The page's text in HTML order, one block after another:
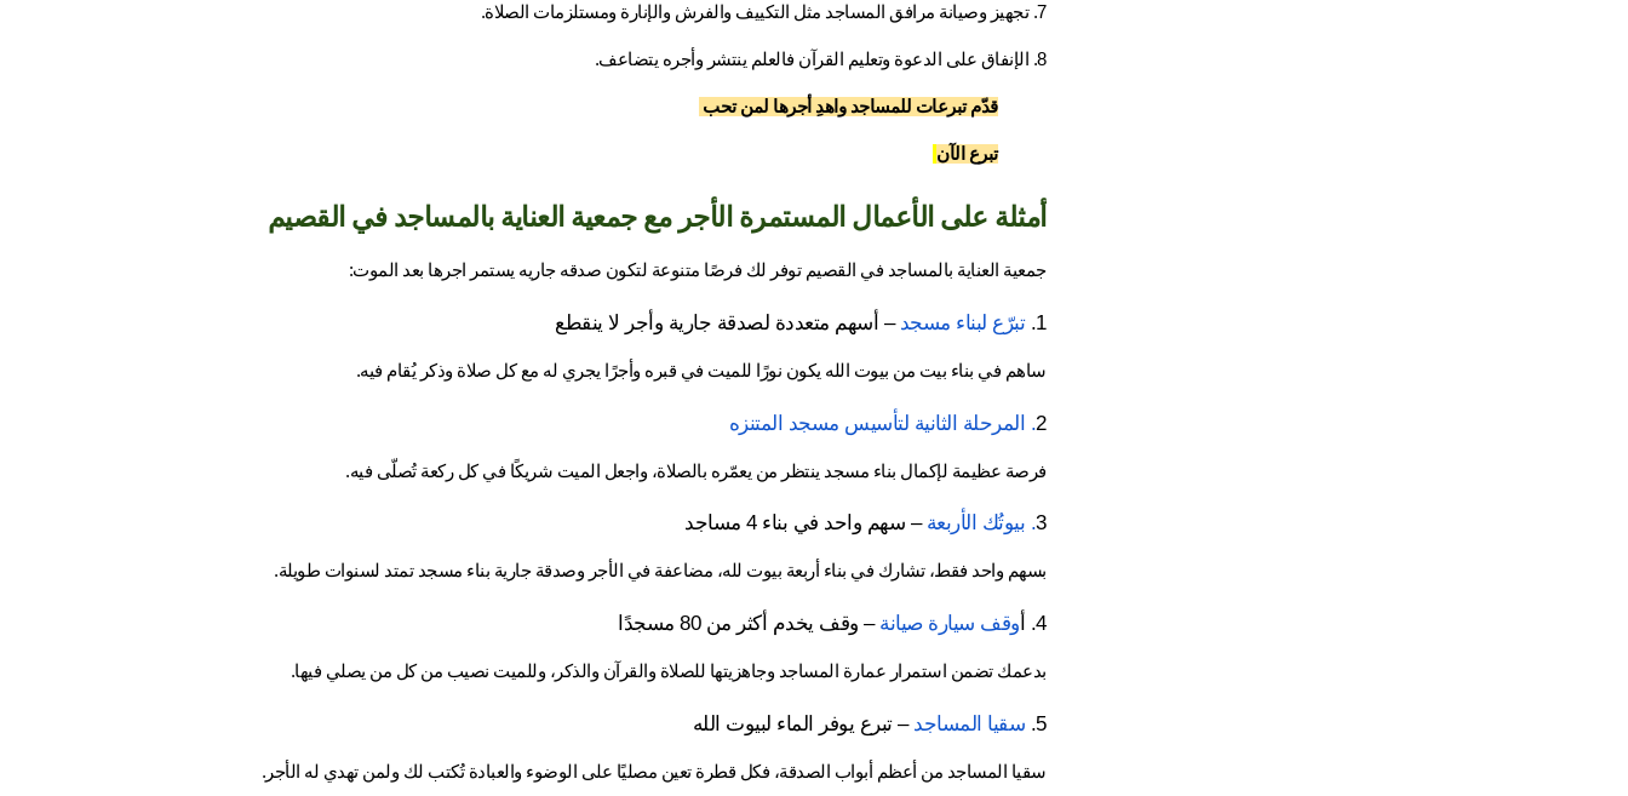
7. تجهيز وصيانة مرافق المساجد مثل التكييف والفرش والإنارة ومستلزمات الصلاة.
8. الإنفاق على الدعوة وتعليم القرآن فالعلم ينتشر وأجره يتضاعف.
قدّم تبرعات للمساجد واهدِ أجرها لمن تحب
تبرع الآن
أمثلة على الأعمال المستمرة الأجر مع جمعية العناية بالمساجد في القصيم
جمعية العناية بالمساجد في القصيم توفر لك فرصًا متنوعة لتكون صدقه جاريه يستمر اجرها بعد الموت:
1. تبرّع لبناء مسجد – أسهم متعددة لصدقة جارية وأجر لا ينقطع
ساهم في بناء بيت من بيوت الله يكون نورًا للميت في قبره وأجرًا يجري له مع كل صلاة وذكر يُقام فيه.
2. المرحلة الثانية لتأسيس مسجد المتنزه
فرصة عظيمة لإكمال بناء مسجد ينتظر من يعمّره بالصلاة، واجعل الميت شريكًا في كل ركعة تُصلّى فيه.
3. بيوتُك الأربعة – سهم واحد في بناء 4 مساجد
بسهم واحد فقط، تشارك في بناء أربعة بيوت لله، مضاعفة في الأجر وصدقة جارية بناء مسجد تمتد لسنوات طويلة.
4. أ وقف سيارة صيانة – وقف يخدم أكثر من 80 مسجدًا
بدعمك تضمن استمرار عمارة المساجد وجاهزيتها للصلاة والقرآن والذكر، وللميت نصيب من كل من يصلي فيها.
5. سقيا المساجد – تبرع يوفر الماء لبيوت الله
سقيا المساجد من أعظم أبواب الصدقة، فكل قطرة تعين مصليًا على الوضوء والعبادة تُكتب لك ولمن تهدي له الأجر.